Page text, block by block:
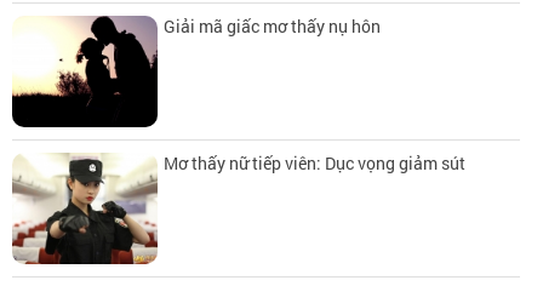
Giải mã giấc mơ thấy nụ hôn
Mơ thấy nữ tiếp viên: Dục vọng giảm sút